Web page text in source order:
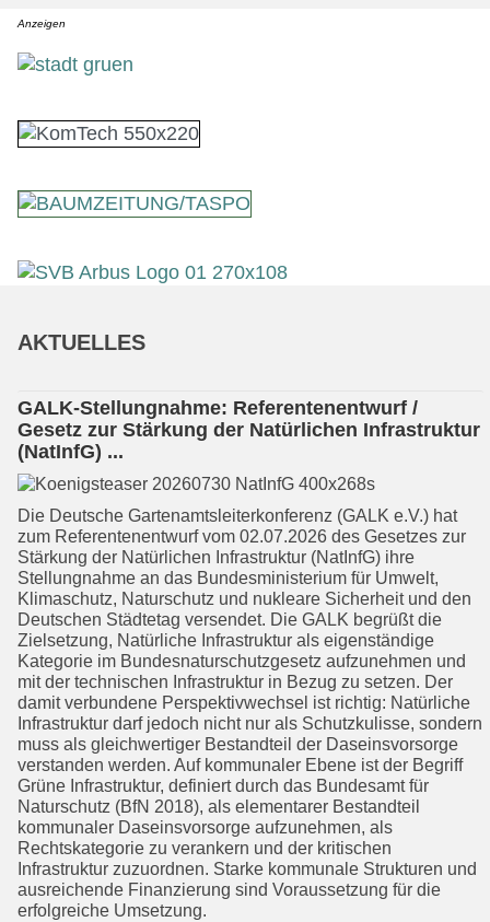
Anzeigen
AKTUELLES
GALK-Stellungnahme: Referentenentwurf /
Gesetz zur Stärkung der Natürlichen Infrastruktur
(NatInfG) ...
Die Deutsche Gartenamtsleiterkonfe­renz (GALK e.V.) hat
zum Referenten­entwurf vom 02.07.2026 des Gesetzes zur
Stärkung der Natürlichen Infra­struk­tur (NatInfG) ihre
Stellungnahme an das Bundesministerium für Umwelt,
Klima­schutz, Naturschutz und nukleare Sicherheit und den
Deutschen Städte­tag versendet. Die GALK begrüßt die
Zielsetzung, Natürliche Infrastruktur als eigenständige
Kategorie im Bundesna­tur­schutzgesetz aufzunehmen und
mit der technischen Infrastruktur in Bezug zu setzen. Der
damit verbundene Perspektivwechsel ist richtig: Natürliche
Infrastruktur darf jedoch nicht nur als Schutzkulisse, sondern
muss als gleichwertiger Bestandteil der Daseinsvorsorge
verstanden werden. Auf kommunaler Ebene ist der Begriff
Grüne Infrastruktur, definiert durch das Bundesamt für
Naturschutz (BfN 2018), als elemen­tarer Bestandteil
kommunaler Daseinsvorsorge aufzunehmen, als
Rechtskategorie zu verankern und der kritischen
Infrastruktur zuzuordnen. Starke kommunale Strukturen und
ausreichende Finanzierung sind Voraussetzung für die
erfolgreiche Umsetzung.